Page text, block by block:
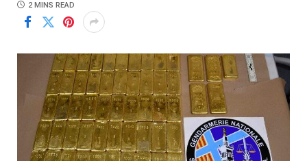
2 MINS READ